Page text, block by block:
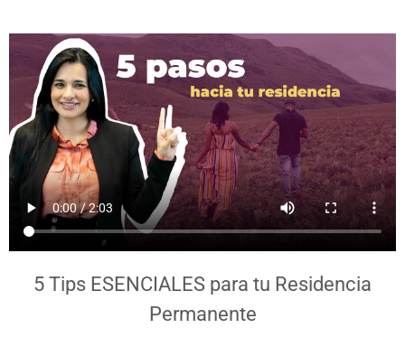
5 Tips ESENCIALES para tu Residencia
Permanente